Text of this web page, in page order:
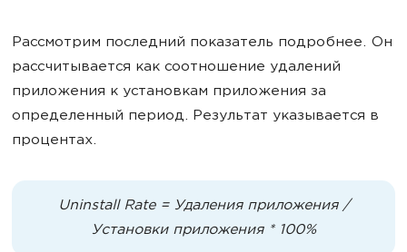
Рассмотрим последний показатель подробнее. Он
рассчитывается как соотношение удалений
приложения к установкам приложения за
определенный период. Результат указывается в
процентах.
Uninstall Rate = Удаления приложения /
Установки приложения * 100%